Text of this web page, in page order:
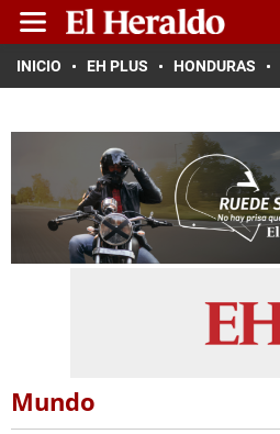
INICIO EH PLUS HONDURAS
Mundo